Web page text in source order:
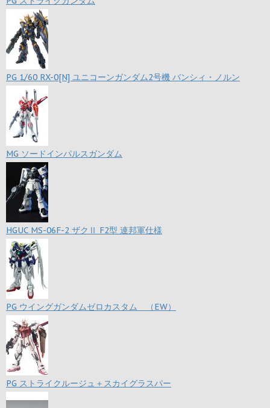
PG 1/60 RX-0[N] ユニコーンガンダム2号機 バンシィ・ノルン
MG ソードインパルスガンダム
HGUC MS-06F-2 ザクⅡ F2型 連邦軍仕様
PG ウイングガンダムゼロカスタム （EW）
PG ストライクルージュ＋スカイグラスパー